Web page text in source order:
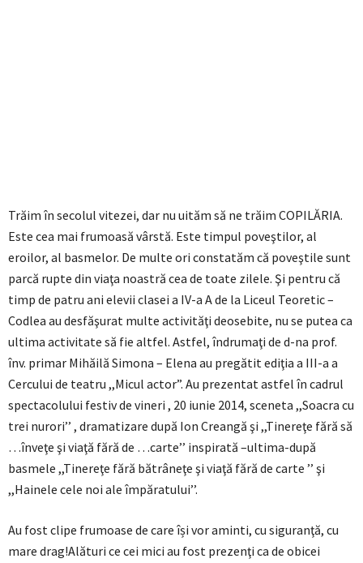
Trăim în secolul vitezei, dar nu uităm să ne trăim COPILĂRIA.
Este cea mai frumoasă vârstă. Este timpul poveştilor, al
eroilor, al basmelor. De multe ori constatăm că poveştile sunt
parcă rupte din viaţa noastră cea de toate zilele. Şi pentru că
timp de patru ani elevii clasei a IV-a A de la Liceul Teoretic –
Codlea au desfăşurat multe activităţi deosebite, nu se putea ca
ultima activitate să fie altfel. Astfel, îndrumaţi de d-na prof.
înv. primar Mihăilă Simona – Elena au pregătit ediţia a III-a a
Cercului de teatru ,,Micul actor”. Au prezentat astfel în cadrul
spectacolului festiv de vineri , 20 iunie 2014, sceneta ,,Soacra cu
trei nurori’’ , dramatizare după Ion Creangă şi ,,Tinereţe fără să
…înveţe şi viaţă fără de …carte’’ inspirată –ultima-după
basmele ,,Tinereţe fără bătrâneţe şi viaţă fără de carte ’’ şi
,,Hainele cele noi ale împăratului’’.
Au fost clipe frumoase de care își vor aminti, cu siguranţă, cu
mare drag!Alături ce cei mici au fost prezenţi ca de obicei